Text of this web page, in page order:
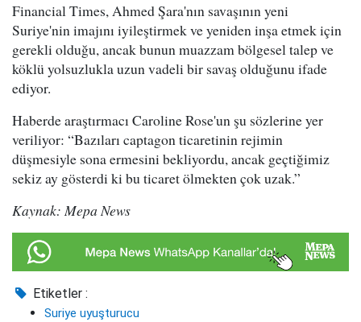
Financial Times, Ahmed Şara'nın savaşının yeni
Suriye'nin imajını iyileştirmek ve yeniden inşa etmek için
gerekli olduğu, ancak bunun muazzam bölgesel talep ve
köklü yolsuzlukla uzun vadeli bir savaş olduğunu ifade
ediyor.
Haberde araştırmacı Caroline Rose'un şu sözlerine yer
veriliyor: “Bazıları captagon ticaretinin rejimin
düşmesiyle sona ermesini bekliyordu, ancak geçtiğimiz
sekiz ay gösterdi ki bu ticaret ölmekten çok uzak.”
Kaynak: Mepa News
Etiketler :
Suriye uyuşturucu